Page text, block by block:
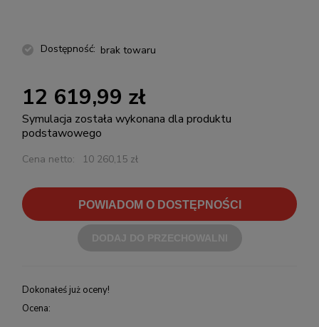
Dostępność: brak towaru
12 619,99 zł
Symulacja została wykonana dla produktu
podstawowego
Cena netto: 10 260,15 zł
POWIADOM O DOSTĘPNOŚCI
Dokonałeś już oceny!
Ocena: